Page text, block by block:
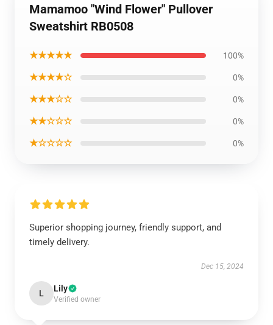
Mamamoo "Wind Flower" Pullover
Sweatshirt RB0508
★★★★★ 100%
★★★★☆ 0%
★★★☆☆ 0%
★★☆☆☆ 0%
★☆☆☆☆ 0%
Superior shopping journey, friendly support, and
timely delivery.
Dec 15, 2024
L Lily
Verified owner